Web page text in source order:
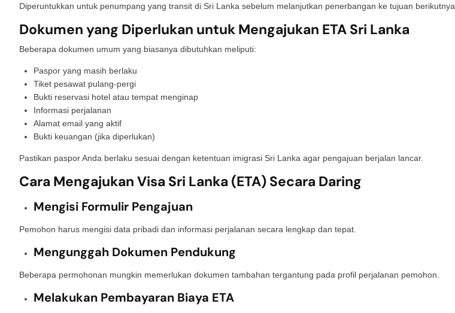
Diperuntukkan untuk penumpang yang transit di Sri Lanka sebelum melanjutkan penerbangan ke tujuan berikutnya.
Dokumen yang Diperlukan untuk Mengajukan ETA Sri Lanka
Beberapa dokumen umum yang biasanya dibutuhkan meliputi:
Paspor yang masih berlaku
Tiket pesawat pulang-pergi
Bukti reservasi hotel atau tempat menginap
Informasi perjalanan
Alamat email yang aktif
Bukti keuangan (jika diperlukan)
Pastikan paspor Anda berlaku sesuai dengan ketentuan imigrasi Sri Lanka agar pengajuan berjalan lancar.
Cara Mengajukan Visa Sri Lanka (ETA) Secara Daring
Mengisi Formulir Pengajuan
Pemohon harus mengisi data pribadi dan informasi perjalanan secara lengkap dan tepat.
Mengunggah Dokumen Pendukung
Beberapa permohonan mungkin memerlukan dokumen tambahan tergantung pada profil perjalanan pemohon.
Melakukan Pembayaran Biaya ETA